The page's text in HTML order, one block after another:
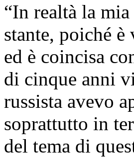
“In realtà la mia
stante, poiché
ed è coincisa
di cinque anni
russista avevo
soprattutto in
del tema di